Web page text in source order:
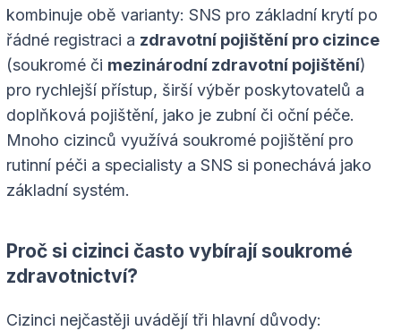
kombinuje obě varianty: SNS pro základní krytí po
řádné registraci a zdravotní pojištění pro cizince
(soukromé či mezinárodní zdravotní pojištění)
pro rychlejší přístup, širší výběr poskytovatelů a
doplňková pojištění, jako je zubní či oční péče.
Mnoho cizinců využívá soukromé pojištění pro
rutinní péči a specialisty a SNS si ponechává jako
základní systém.
Proč si cizinci často vybírají soukromé
zdravotnictví?
Cizinci nejčastěji uvádějí tři hlavní důvody: